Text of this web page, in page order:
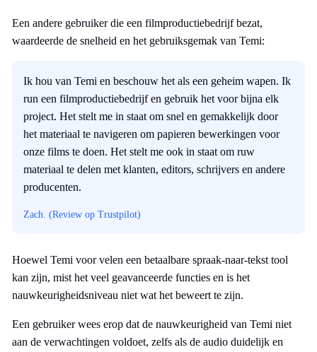
Een andere gebruiker die een filmproductiebedrijf bezat,
waardeerde de snelheid en het gebruiksgemak van Temi:
Ik hou van Temi en beschouw het als een geheim wapen. Ik
run een filmproductiebedrijf en gebruik het voor bijna elk
project. Het stelt me in staat om snel en gemakkelijk door
het materiaal te navigeren om papieren bewerkingen voor
onze films te doen. Het stelt me ook in staat om ruw
materiaal te delen met klanten, editors, schrijvers en andere
producenten.
Zach. (Review op Trustpilot)
Hoewel Temi voor velen een betaalbare spraak-naar-tekst tool
kan zijn, mist het veel geavanceerde functies en is het
nauwkeurigheidsniveau niet wat het beweert te zijn.
Een gebruiker wees erop dat de nauwkeurigheid van Temi niet
aan de verwachtingen voldoet, zelfs als de audio duidelijk en